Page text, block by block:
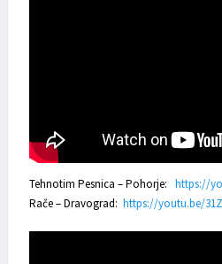
Tehnotim Pesnica – Pohorje: https://
Rače – Dravograd: https://youtu.be/